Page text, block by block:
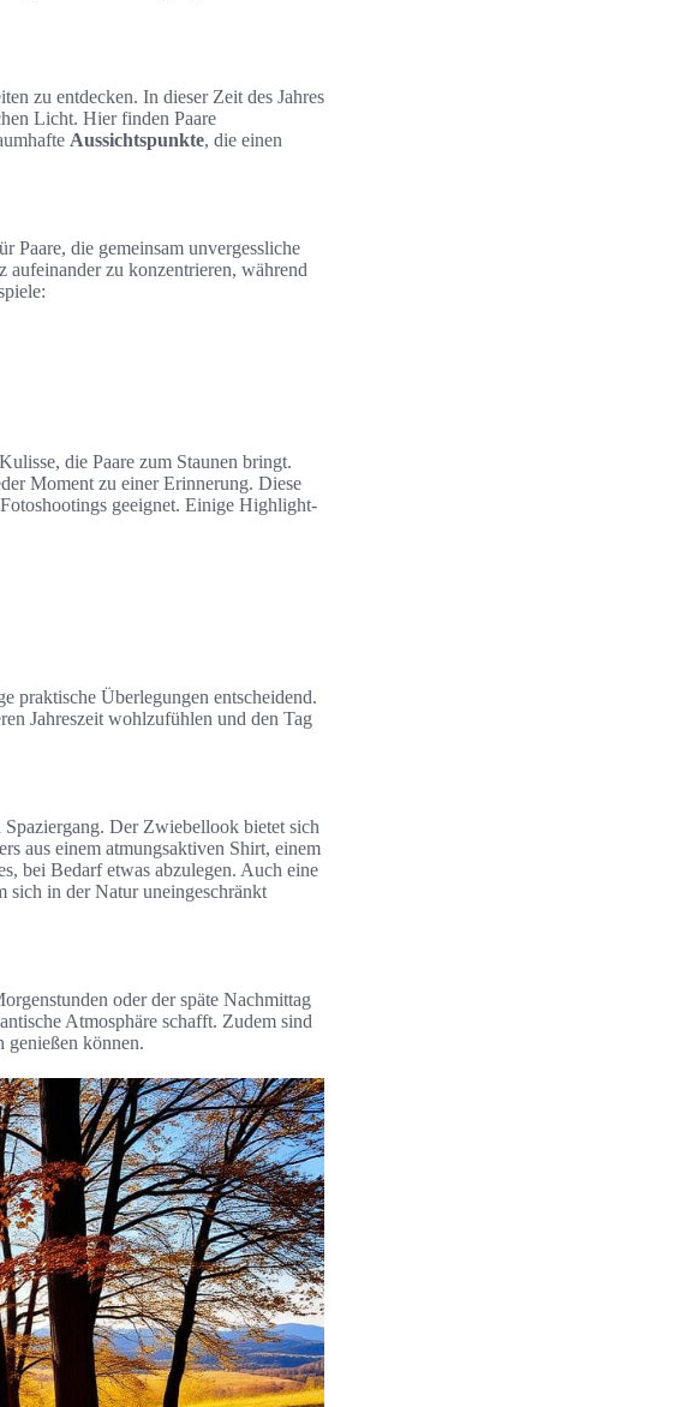
zu entdecken. In dieser Zeit des Jahres
Licht. Hier finden Paare
Aussichtspunkte, die einen
Paare, die gemeinsam unvergessliche
aufeinander zu konzentrieren, während
die Paare zum Staunen bringt.
Moment zu einer Erinnerung. Diese
geeignet. Einige Highlight-
praktische Überlegungen entscheidend.
Jahreszeit wohlzufühlen und den Tag
Der Zwiebellook bietet sich
aus einem atmungsaktiven Shirt, einem
bei Bedarf etwas abzulegen. Auch eine
sich in der Natur uneingeschränkt
oder der späte Nachmittag
Atmosphäre schafft. Zudem sind
genießen können.